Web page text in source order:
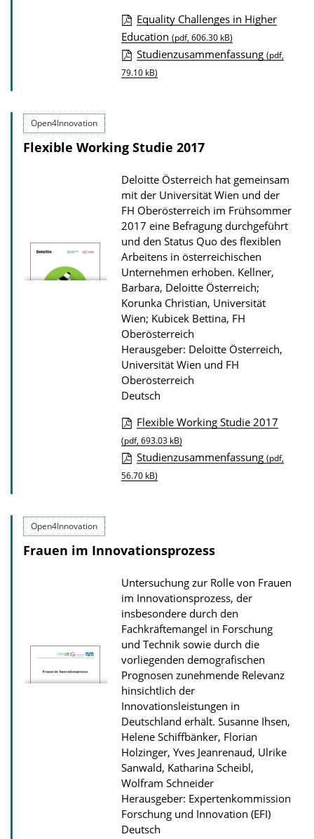
k
a
t
D
o
w
a
d
s
z
u
r
P
u
b
l
i
k
a
i
o
n
Equality Challenges in Higher
Education (pdf, 606.30 kB)
Studienzusammenfassung (pdf,
79.10 kB)
Open4Innovation
Flexible Working Studie 2017
Deloitte Österreich hat gemeinsam
mit der Universität Wien und der
FH Oberösterreich im Frühsommer
2017 eine Befragung durchgeführt
und den Status Quo des flexiblen
Arbeitens in österreichischen
Unternehmen erhoben. Kellner,
Barbara, Deloitte Österreich;
Korunka Christian, Universität
Wien; Kubicek Bettina, FH
Oberösterreich
Herausgeber: Deloitte Österreich,
Universität Wien und FH
Oberösterreich
Deutsch
D
o
w
a
d
s
z
u
r
P
u
b
l
i
k
a
t
i
Flexible Working Studie 2017
(pdf, 693.03 kB)
Studienzusammenfassung (pdf,
56.70 kB)
Open4Innovation
Frauen im Innovationsprozess
Untersuchung zur Rolle von Frauen
im Innovationsprozess, der
insbesondere durch den
Fachkräftemangel in Forschung
und Technik sowie durch die
vorliegenden demografischen
Prognosen zunehmende Relevanz
hinsichtlich der
Innovationsleistungen in
Deutschland erhält. Susanne Ihsen,
Helene Schiffbänker, Florian
Holzinger, Yves Jeanrenaud, Ulrike
Sanwald, Katharina Scheibl,
Wolfram Schneider
Herausgeber: Expertenkommission
Forschung und Innovation (EFI)
Deutsch